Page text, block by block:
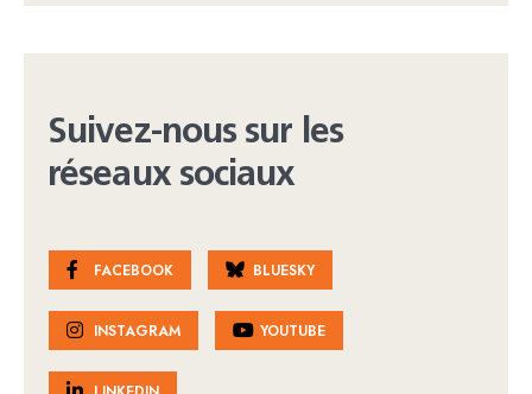
Suivez-nous sur les
réseaux sociaux
FACEBOOK BLUESKY
INSTAGRAM YOUTUBE